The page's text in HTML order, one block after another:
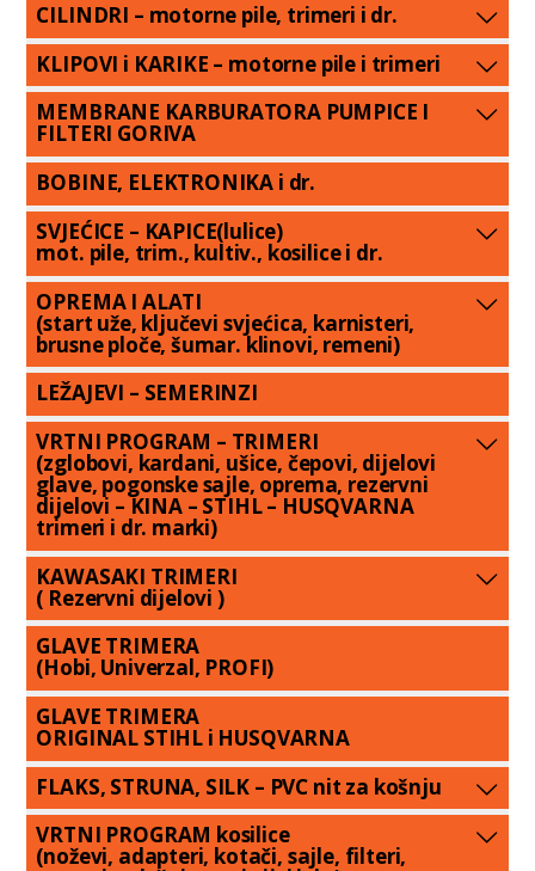
CILINDRI – motorne pile, trimeri i dr.
KLIPOVI i KARIKE – motorne pile i trimeri
MEMBRANE KARBURATORA PUMPICE I
FILTERI GORIVA
BOBINE, ELEKTRONIKA i dr.
SVJEĆICE – KAPICE(lulice)
mot. pile, trim., kultiv., kosilice i dr.
OPREMA I ALATI
(start uže, ključevi svjećica, karnisteri,
brusne ploče, šumar. klinovi, remeni)
LEŽAJEVI – SEMERINZI
VRTNI PROGRAM – TRIMERI
(zglobovi, kardani, ušice, čepovi, dijelovi
glave, pogonske sajle, oprema, rezervni
dijelovi – KINA – STIHL – HUSQVARNA
trimeri i dr. marki)
KAWASAKI TRIMERI
( Rezervni dijelovi )
GLAVE TRIMERA
(Hobi, Univerzal, PROFI)
GLAVE TRIMERA
ORIGINAL STIHL i HUSQVARNA
FLAKS, STRUNA, SILK – PVC nit za košnju
VRTNI PROGRAM kosilice
(noževi, adapteri, kotači, sajle, filteri,